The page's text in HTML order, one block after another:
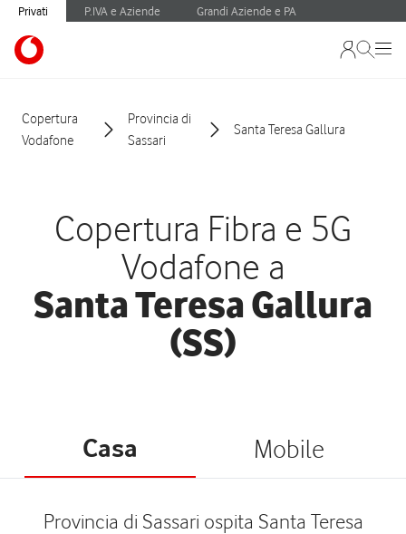
Privati P.IVA e Aziende Grandi Aziende e PA
Copertura
Vodafone
Provincia di
Sassari
Santa Teresa Gallura
Copertura Fibra e 5G
Vodafone a
Santa Teresa Gallura
(SS)
Casa Mobile
Provincia di Sassari ospita Santa Teresa